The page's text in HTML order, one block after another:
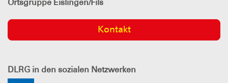
Ortsgruppe Eislingen/Fils
Kontakt
DLRG in den sozialen Netzwerken